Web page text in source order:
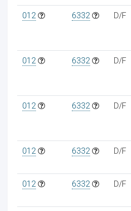
012 6332 D/F
012 6332 D/F
012 6332 D/F
012 6332 D/F
012 6332 D/F